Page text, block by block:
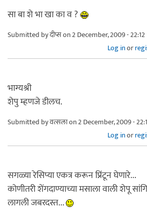
सा बा शे भा खा का व ?
Submitted byदीप्सon 2 December, 2009 - 22:12
Log inor
भाग्यश्री
शेपु म्हणजे डीलच.
Submitted byवत्सलाon 2 December, 2009 -
Log inor
सगळ्या रेसिप्या एकत्र करून प्रिंटून घेणारे...
कोणीतरी शेंगदाण्याच्या मसाला वाली शेपू
लागली जबरदस्त...